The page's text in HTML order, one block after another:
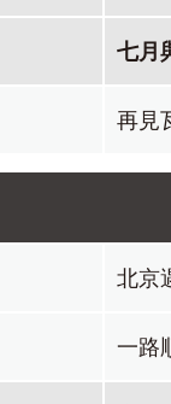
七月
再見
北京
一路